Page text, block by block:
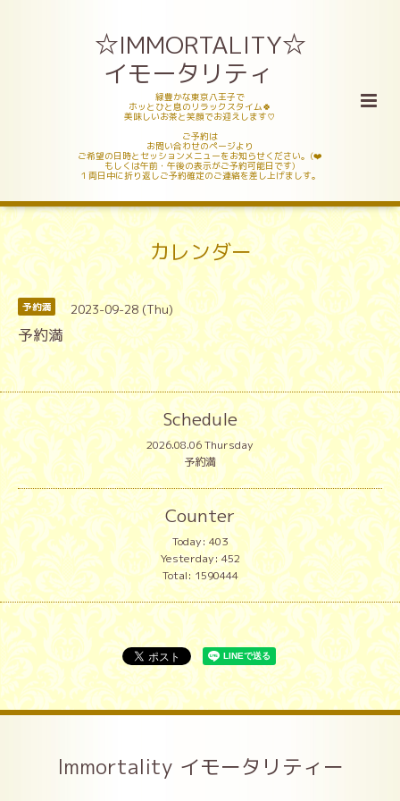
☆IMMORTALITY☆
イモータリティ
緑豊かな東京八王子で
ホッとひと息のリラックスタイム🍀
美味しいお茶と笑顔でお迎えします♡
ご予約は
お問い合わせのページより
ご希望の日時とセッションメニューをお知らせください。(❤️
もしくは午前・午後の表示がご予約可能日です)
１両日中に折り返しご予約確定のご連絡を差し上げましす。
カレンダー
予約満 2023-09-28 (Thu)
予約満
Schedule
2026.08.06 Thursday
予約満
Counter
Today:403
Yesterday:452
Total:1590444
Immortality イモータリティー